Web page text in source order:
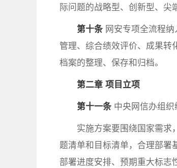
际问题的战略型、创新型、尖
第十条网安专项全流程纳
管理、综合绩效评价、成果
档案的整理、保存和归档。
第二章 项目立项
第十一条中央网信办组织
实施方案要围绕国家需求
题清单和目标清单，合理部署
部署进度安排、预期重大标志